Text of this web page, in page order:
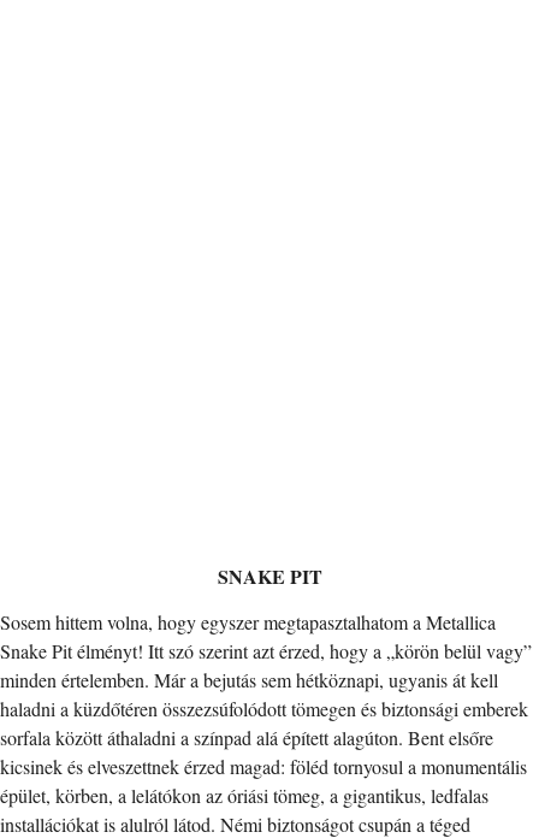
SNAKE PIT
Sosem hittem volna, hogy egyszer megtapasztalhatom a Metallica
Snake Pit élményt! Itt szó szerint azt érzed, hogy a „körön belül vagy”
minden értelemben. Már a bejutás sem hétköznapi, ugyanis át kell
haladni a küzdőtéren összezsúfolódott tömegen és biztonsági emberek
sorfala között áthaladni a színpad alá épített alagúton. Bent elsőre
kicsinek és elveszettnek érzed magad: föléd tornyosul a monumentális
épület, körben, a lelátókon az óriási tömeg, a gigantikus, ledfalas
installációkat is alulról látod. Némi biztonságot csupán a téged